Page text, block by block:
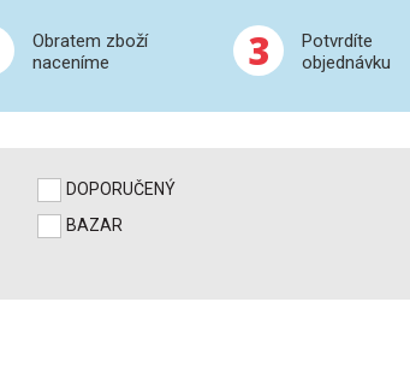
Obratem zboží
naceníme
3
Potvrdíte
objednávku
DOPORUČENÝ
BAZAR